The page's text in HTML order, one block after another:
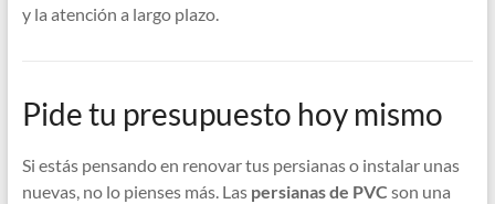
y la atención a largo plazo.
Pide tu presupuesto hoy mismo
Si estás pensando en renovar tus persianas o instalar unas
nuevas, no lo pienses más. Las persianas de PVC son una